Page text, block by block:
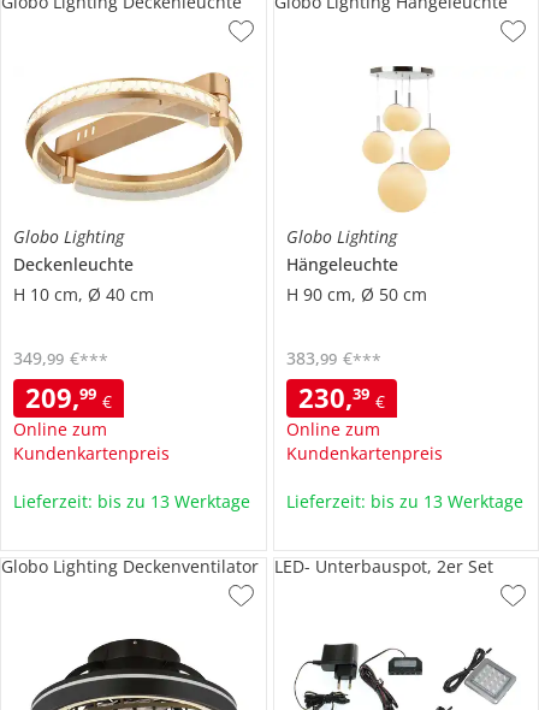
Globo Lighting
Deckenleuchte
H 10 cm, Ø 40 cm
209,99 €
Online zum
Kundenkartenpreis
349,99 €***
Lieferzeit: bis zu 13 Werktage
Globo Lighting
Hängeleuchte
H 90 cm, Ø 50 cm
230,39 €
Online zum
Kundenkartenpreis
383,99 €***
Lieferzeit: bis zu 13 Werktage
Globo Lighting Deckenventilator LED- Unterbauspot, 2er Set